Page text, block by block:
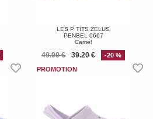
LES P TITS ZELUS
PENBEL 0667
Camel
49.00 € 39.20 € -20 %